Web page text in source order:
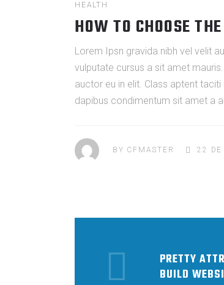
HEALTH
HOW TO CHOOSE
Lorem Ipsn gravida nibh vel velit
vulputate cursus a sit amet
auctor eu in elit. Class aptent
dapibus condimentum sit amet a
BY CFMASTER 22 DE
PRETTY
BUILD